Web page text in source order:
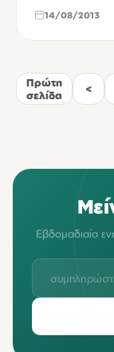
14/08/2013
Πρώτη
σελίδα
<
Εβδομαδιαία